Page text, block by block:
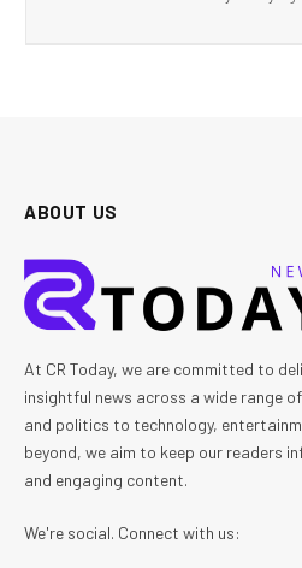
ABOUT US
At CR Today, we are committed to
insightful news across a wide range
and politics to technology,
beyond, we aim to keep our readers
and engaging content.
We're social. Connect with us: